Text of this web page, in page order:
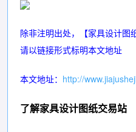
除非注明出处，【家具设计图
请以链接形式标明本文地址
本文地址： http://
了解家具设计图纸交易站